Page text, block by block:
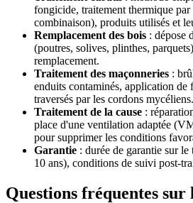
fongicide, traitement thermique par
combinaison), produits utilisés et
Remplacement des bois : dépose
(poutres, solives, plinthes,
remplacement.
Traitement des maçonneries :
enduits contaminés, application de
traversés par les cordons mycéliens.
Traitement de la cause :
place d'une ventilation adaptée
pour supprimer les conditions
Garantie : durée de garantie sur
10 ans), conditions de suivi post-
Questions fréquentes sur